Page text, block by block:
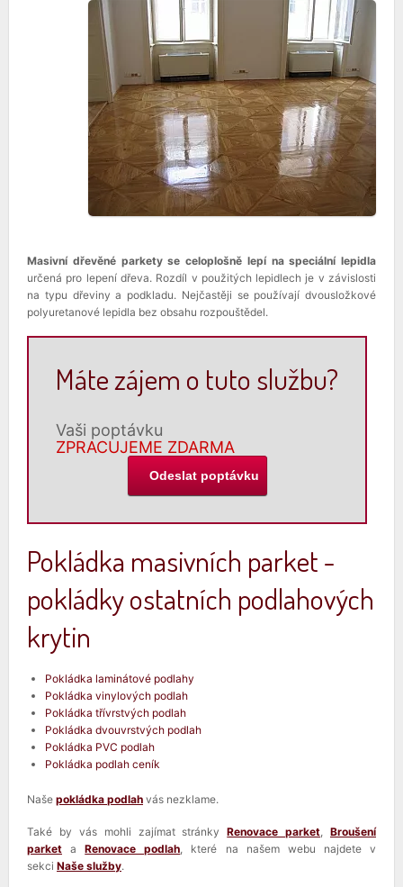
Masivní dřevěné parkety se celoplošně lepí na speciální lepidla
určená pro lepení dřeva. Rozdíl v použitých lepidlech je v závislosti
na typu dřeviny a podkladu. Nejčastěji se používají dvousložkové
polyuretanové lepidla bez obsahu rozpouštědel.
Máte zájem o tuto službu?
Vaši poptávku
ZPRACUJEME ZDARMA
Pokládka masivních parket -
pokládky ostatních podlahových
krytin
Pokládka laminátové podlahy
Pokládka vinylových podlah
Pokládka třívrstvých podlah
Pokládka dvouvrstvých podlah
Pokládka PVC podlah
Pokládka podlah ceník
Naše pokládka podlah vás nezklame.
Také by vás mohli zajímat stránkyRenovace parket, Broušení
parket aRenovace podlah, které na našem webu najdete v
sekci Naše služby.